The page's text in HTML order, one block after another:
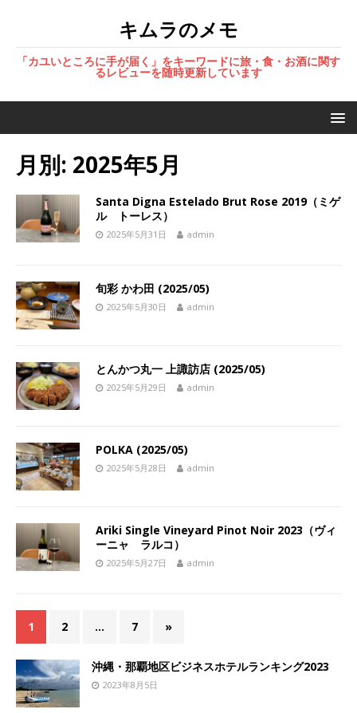
キムラのメモ
「カユいところに手が届く」をキーワードに旅・食・お酒に関す
るレビューを随時更新しています
月別: 2025年5月
Santa Digna Estelado Brut Rose 2019（ミゲ
ル トーレス）
2025年5月31日 admin
旬彩 かわ田 (2025/05)
2025年5月30日 admin
とんかつ丸一 上諏訪店 (2025/05)
2025年5月29日 admin
POLKA (2025/05)
2025年5月28日 admin
Ariki Single Vineyard Pinot Noir 2023（ヴィ
ーニャ ラルコ）
2025年5月27日 admin
1 2 … 7 »
沖縄・那覇地区ビジネスホテルランキング2023
2023年8月5日